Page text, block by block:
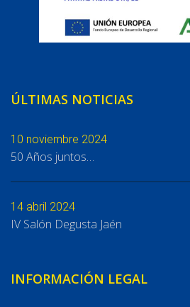
ÚLTIMAS NOTICIAS
10 noviembre 2024
50 Años juntos…
14 abril 2024
IV Salón Degusta Jaén
INFORMACIÓN LEGAL